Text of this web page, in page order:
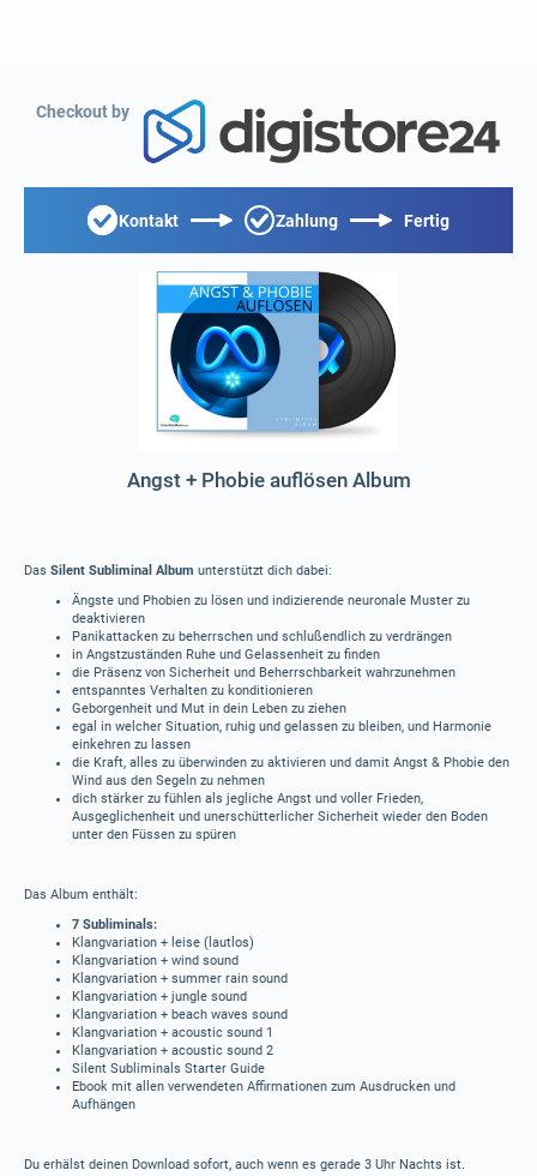
Checkout by
Kontakt Zahlung Fertig
Angst + Phobie auflösen Album
Das Silent Subliminal Album unterstützt dich dabei:
Ängste und Phobien zu lösen und indizierende neuronale Muster zu
deaktivieren
Panikattacken zu beherrschen und schlußendlich zu verdrängen
in Angstzuständen Ruhe und Gelassenheit zu finden
die Präsenz von Sicherheit und Beherrschbarkeit wahrzunehmen
entspanntes Verhalten zu konditionieren
Geborgenheit und Mut in dein Leben zu ziehen
egal in welcher Situation, ruhig und gelassen zu bleiben, und Harmonie
einkehren zu lassen
die Kraft, alles zu überwinden zu aktivieren und damit Angst & Phobie den
Wind aus den Segeln zu nehmen
dich stärker zu fühlen als jegliche Angst und voller Frieden,
Ausgeglichenheit und unerschütterlicher Sicherheit wieder den Boden
unter den Füssen zu spüren
Das Album enthält:
7 Subliminals:
Klangvariation + leise (lautlos)
Klangvariation + wind sound
Klangvariation + summer rain sound
Klangvariation + jungle sound
Klangvariation + beach waves sound
Klangvariation + acoustic sound 1
Klangvariation + acoustic sound 2
Silent Subliminals Starter Guide
Ebook mit allen verwendeten Affirmationen zum Ausdrucken und
Aufhängen
Du erhälst deinen Download sofort, auch wenn es gerade 3 Uhr Nachts ist.